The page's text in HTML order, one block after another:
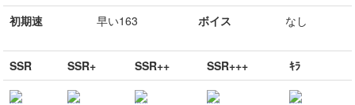
初期速
早い163 ボイス なし
SSR SSR+ SSR++ SSR+++ ｷﾗ